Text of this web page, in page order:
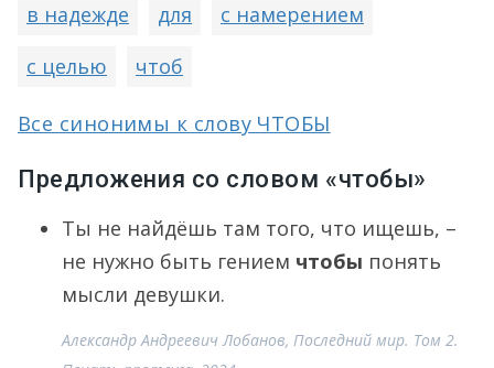
в надежде для
с намерением
с целью
чтоб
Все синонимы к слову ЧТОБЫ
Предложения со словом «чтобы»
Ты не найдёшь там того, что ищешь, –
не нужно быть гением чтобы понять
мысли девушки.
Александр Андреевич Лобанов, Последний мир. Том 2.